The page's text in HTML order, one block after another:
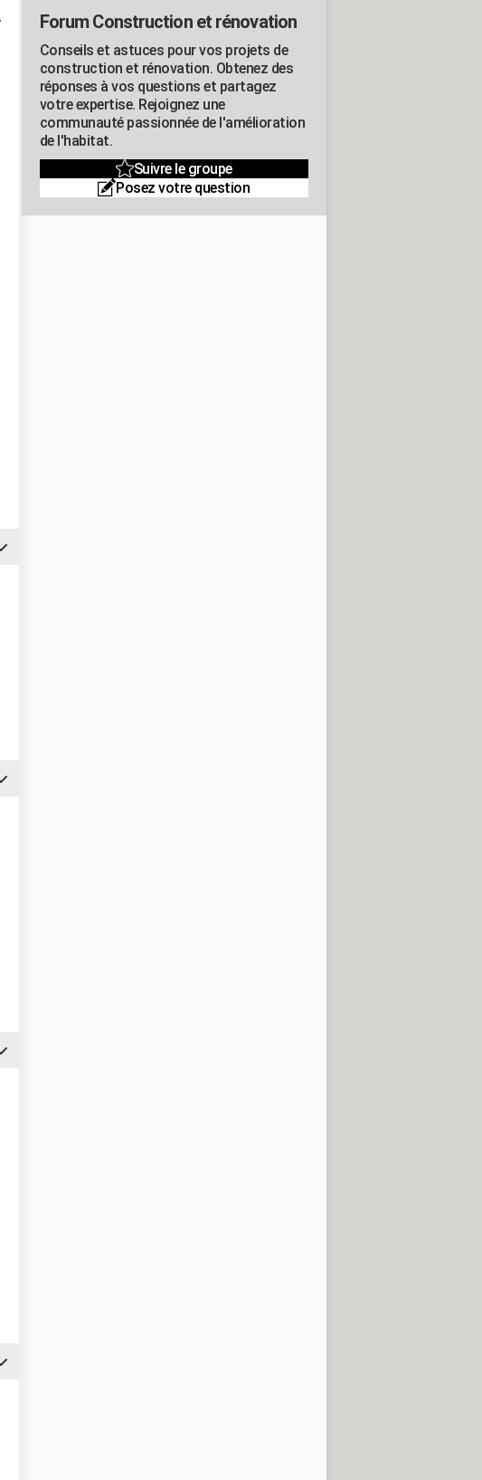
Forum Construction et rénovation
Conseils et astuces pour vos projets de
construction et rénovation. Obtenez des
réponses à vos questions et partagez
votre expertise. Rejoignez une
communauté passionnée de l'amélioration
de l'habitat.
Suivre le groupe
Posez votre question